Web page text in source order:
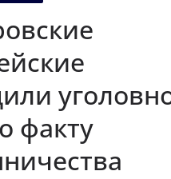
факту